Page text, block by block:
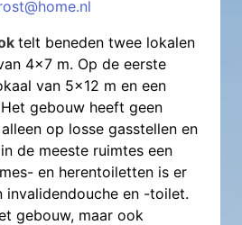
telt beneden twee lokalen
4x7 m. Op de eerste
van 5x12 m en een
gebouw heeft geen
op losse gasstellen en
de meeste ruimtes een
en herentoiletten is er
invalidendouche en -toilet.
gebouw, maar ook